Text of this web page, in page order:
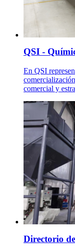
QSI -
En QSI
comercial y
Directorio